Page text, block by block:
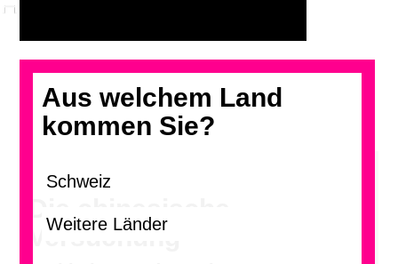
Aus welchem Land
kommen Sie?
Versuchung